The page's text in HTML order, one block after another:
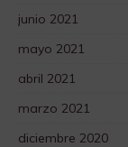
junio 2021
mayo 2021
abril 2021
marzo 2021
diciembre 2020